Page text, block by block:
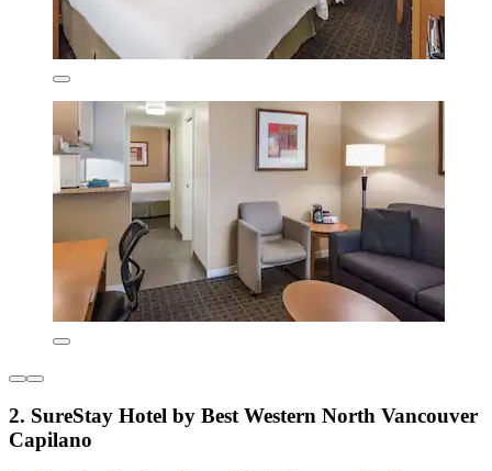
2. SureStay Hotel by Best Western North Vancouver
Capilano